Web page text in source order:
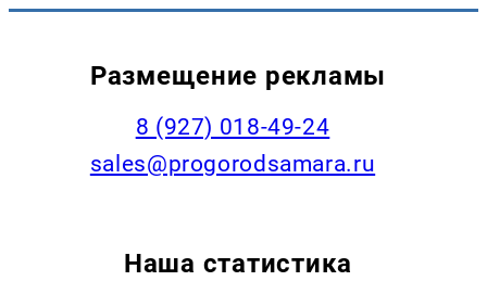
Размещение рекламы
8 (927) 018-49-24
sales@progorodsamara.ru
Наша статистика